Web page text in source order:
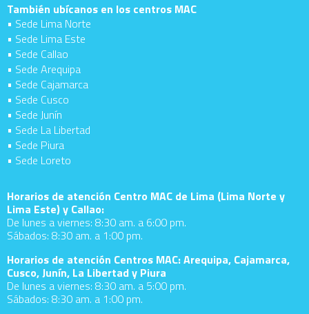
También ubícanos en los centros MAC
• Sede Lima Norte
• Sede Lima Este
• Sede Callao
• Sede Arequipa
• Sede Cajamarca
• Sede Cusco
• Sede Junín
• Sede La Libertad
• Sede Piura
• Sede Loreto
Horarios de atención Centro MAC de Lima (Lima Norte y
Lima Este) y Callao:
De lunes a viernes: 8:30 am. a 6:00 pm.
Sábados: 8:30 am. a 1:00 pm.
Horarios de atención Centros MAC: Arequipa, Cajamarca,
Cusco, Junín, La Libertad y Piura
De lunes a viernes: 8:30 am. a 5:00 pm.
Sábados: 8:30 am. a 1:00 pm.